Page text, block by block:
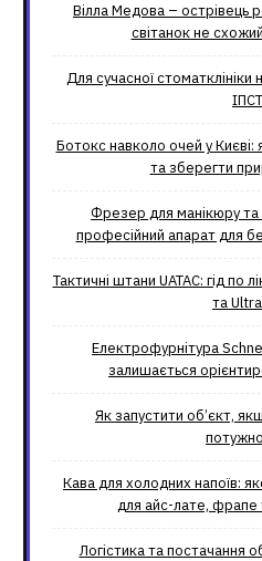
Вілла Медова – острівець
світанок не
Для сучасної
ІПСТ
Ботокс навколо очей у Києві:
та зберегти
Фрезер для манікюру
професійний апарат для
Тактичні штани UATAC: гід по
та
Електрофурнітура
залишається
Як запустити об’єкт,
Кава для холодних напоїв:
для айс-лате, фрапе
Логістика та постачання